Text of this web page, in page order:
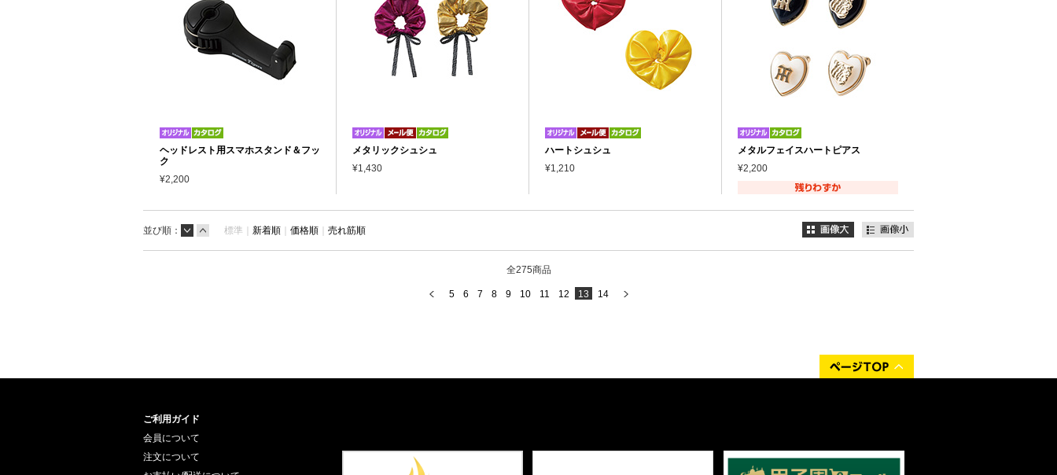
ヘッドレスト用スマホスタンド＆フッ
ク
¥2,200
メタリックシュシュ
¥1,430
ハートシュシュ
¥1,210
メタルフェイスハートピアス
¥2,200
並び順： 標準｜ 新着順 ｜ 価格順 ｜ 売れ筋順
全275商品
5 6 7 8 9 10 11 12 13 14
ご利用ガイド
会員について
注文について